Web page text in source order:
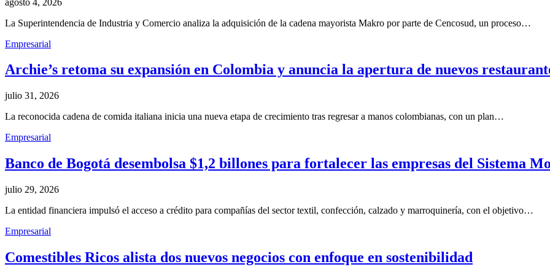
La Superintendencia de Industria y Comercio analiza la adquisición de la cadena mayorista Makro por parte de Cencosud, un proceso…
Empresarial
Archie’s retoma su expansión en Colombia y anuncia la apertura de nuevos
julio 31, 2026
La reconocida cadena de comida italiana inicia una nueva etapa de crecimiento tras regresar a manos colombianas, con un plan…
Empresarial
Banco de Bogotá desembolsa $1,2 billones para fortalecer las empresas del Sistema
julio 29, 2026
La entidad financiera impulsó el acceso a crédito para compañías del sector textil, confección, calzado y marroquinería, con el objetivo…
Empresarial
Comestibles Ricos alista dos nuevos negocios con enfoque en sostenibilidad